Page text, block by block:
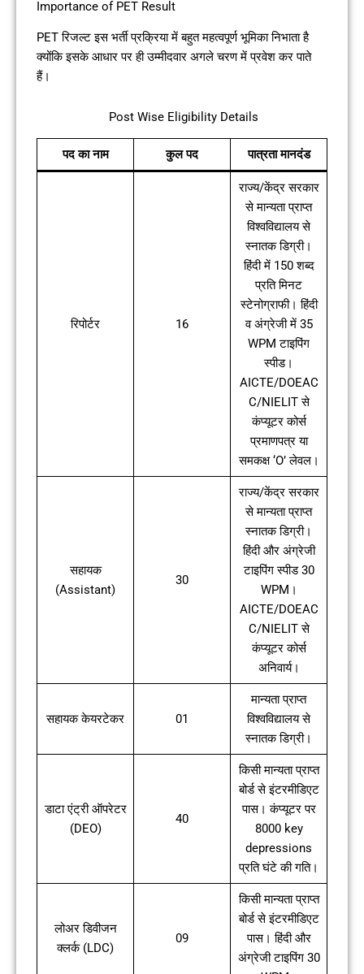
Importance of PET Result
PET रिजल्ट इस भर्ती प्रक्रिया में बहुत महत्वपूर्ण भूमिका निभाता है
क्योंकि इसके आधार पर ही उम्मीदवार अगले चरण में प्रवेश कर पाते
हैं।
Post Wise Eligibility Details
पद का नाम कुल पद पात्रता मानदंड
रिपोर्टर 16
राज्य/केंद्र सरकार
से मान्यता प्राप्त
विश्वविद्यालय से
स्नातक डिग्री।
हिंदी में 150 शब्द
प्रति मिनट
स्टेनोग्राफी। हिंदी
व अंग्रेजी में 35
WPM टाइपिंग
स्पीड।
AICTE/DOEAC
C/NIELIT से
कंप्यूटर कोर्स
प्रमाणपत्र या
समकक्ष ‘O’ लेवल।
सहायक
(Assistant)
30
राज्य/केंद्र सरकार
से मान्यता प्राप्त
स्नातक डिग्री।
हिंदी और अंग्रेजी
टाइपिंग स्पीड 30
WPM।
AICTE/DOEAC
C/NIELIT से
कंप्यूटर कोर्स
अनिवार्य।
सहायक केयरटेकर 01
मान्यता प्राप्त
विश्वविद्यालय से
स्नातक डिग्री।
डाटा एंट्री ऑपरेटर
(DEO)
40
किसी मान्यता प्राप्त
बोर्ड से इंटरमीडिएट
पास। कंप्यूटर पर
8000 key
depressions
प्रति घंटे की गति।
लोअर डिवीजन
क्लर्क (LDC)
09
किसी मान्यता प्राप्त
बोर्ड से इंटरमीडिएट
पास। हिंदी और
अंग्रेजी टाइपिंग 30